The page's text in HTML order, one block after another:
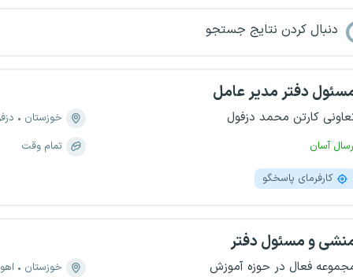
دنبال کردن نتایج جستجو
دفتر مدیر عامل
کارتن محمد دزفول
آسان
خوزستان
تمام وقت
کارفرمای پاسخگو
و مسئول دفتر
فعال در حوزه آموزش خوزستان